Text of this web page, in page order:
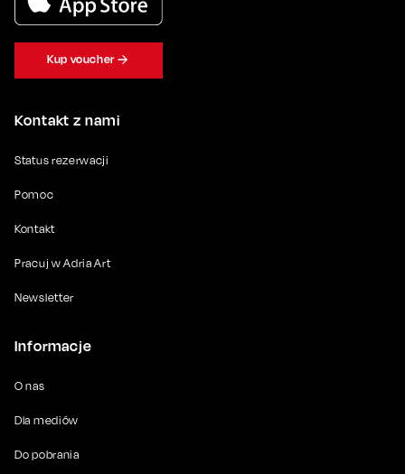
Kontakt z nami
Status rezerwacji
Pomoc
Kontakt
Pracuj w Adria Art
Newsletter
Informacje
O nas
Dla mediów
Do pobrania
Kup voucher